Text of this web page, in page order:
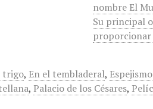
nombre El
Su principal
proporcionar
trigo, En el tembladeral,
, Palacio de los Césares,